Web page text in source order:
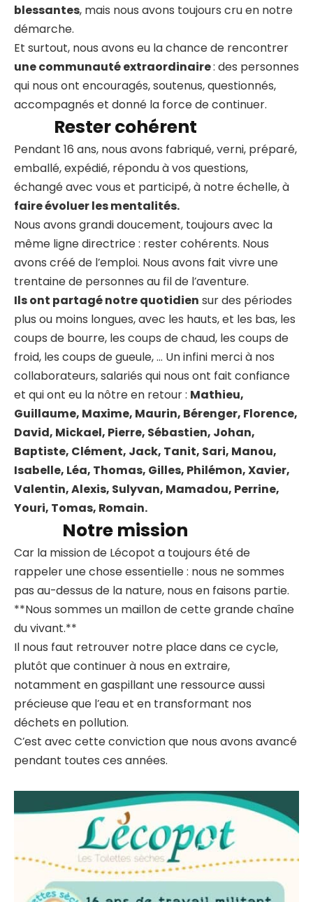
blessantes, mais nous avons toujours cru en notre
démarche.
Et surtout, nous avons eu la chance de rencontrer
une communauté extraordinaire: des personnes
qui nous ont encouragés, soutenus, questionnés,
accompagnés et donné la force de continuer.
Rester cohérent
Pendant 16 ans, nous avons fabriqué, verni, préparé,
emballé, expédié, répondu à vos questions,
échangé avec vous et participé, à notre échelle, à
faire évoluer les mentalités.
Nous avons grandi doucement, toujours avec la
même ligne directrice : rester cohérents. Nous
avons créé de l’emploi. Nous avons fait vivre une
trentaine de personnes au fil de l’aventure.
Ils ont partagé notre quotidien sur des périodes
plus ou moins longues, avec les hauts, et les bas, les
coups de bourre, les coups de chaud, les coups de
froid, les coups de gueule, … Un infini merci à nos
collaborateurs, salariés qui nous ont fait confiance
et qui ont eu la nôtre en retour : Mathieu,
Guillaume, Maxime, Maurin, Bérenger, Florence,
David, Mickael, Pierre, Sébastien, Johan,
Baptiste, Clément, Jack, Tanit, Sari, Manou,
Isabelle, Léa, Thomas, Gilles, Philémon, Xavier,
Valentin, Alexis, Sulyvan, Mamadou, Perrine,
Youri, Tomas, Romain.
Notre mission
Car la mission de Lécopot a toujours été de
rappeler une chose essentielle : nous ne sommes
pas au-dessus de la nature, nous en faisons partie.
**Nous sommes un maillon de cette grande chaîne
du vivant.**
Il nous faut retrouver notre place dans ce cycle,
plutôt que continuer à nous en extraire,
notamment en gaspillant une ressource aussi
précieuse que l’eau et en transformant nos
déchets en pollution.
C’est avec cette conviction que nous avons avancé
pendant toutes ces années.